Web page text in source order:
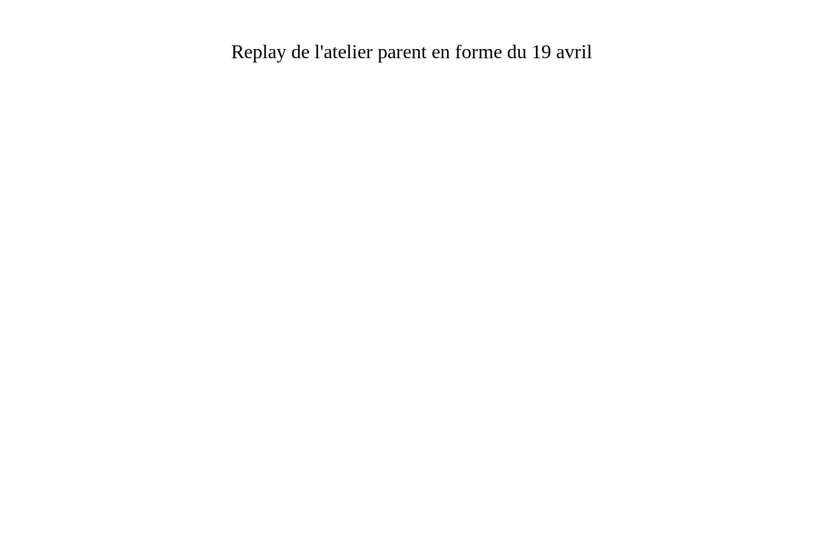
Replay de l'atelier parent en forme du 19 avril